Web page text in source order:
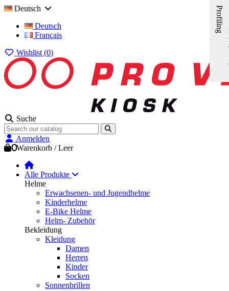
Deutsch
Deutsch
Français
Wishlist (0)
Suche
Anmelden
0Warenkorb /Leer
Alle Produkte
Helme
Erwachsenen- und Jugendhelme
Kinderhelme
E-Bike Helme
Helm- Zubehör
Bekleidung
Kleidung
Damen
Herren
Kinder
Socken
Sonnenbrillen
Profiling